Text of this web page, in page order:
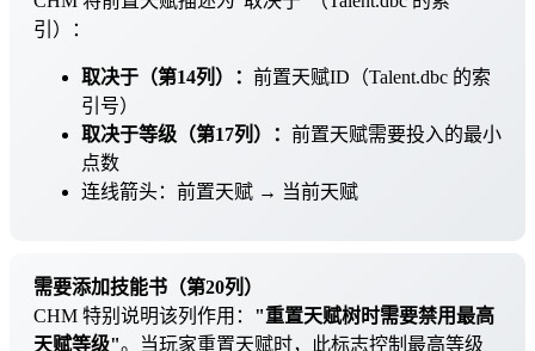
引）：
取决于（第14列）： 前置天赋ID（Talent.dbc 的索
引号）
取决于等级（第17列）： 前置天赋需要投入的最小
点数
连线箭头：前置天赋 → 当前天赋
需要添加技能书（第20列）
CHM 特别说明该列作用： "重置天赋树时需要禁用最高
天赋等级"。当玩家重置天赋时，此标志控制最高等级